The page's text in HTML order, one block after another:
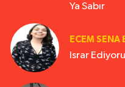
Ya Sabır
ECEM SENA
Israr